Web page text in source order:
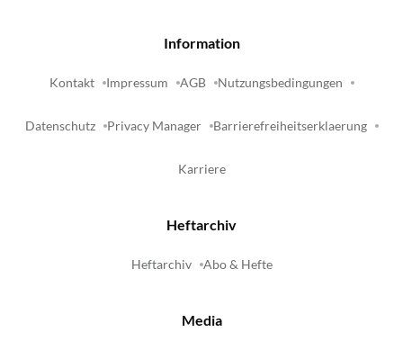
Information
Kontakt Impressum AGB Nutzungsbedingungen
Datenschutz Privacy Manager Barrierefreiheitserklaerung
Karriere
Heftarchiv
Heftarchiv Abo & Hefte
Media